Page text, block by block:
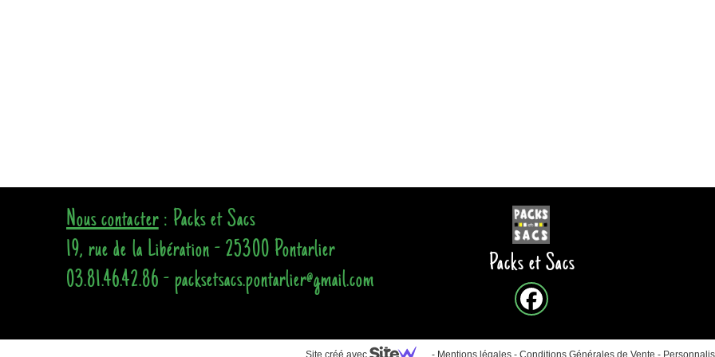
Packs et Sacs
Nous contacter: Packs et Sacs
19, rue de la Libération - 25300 Pontarlier
03.81.46.42.86 - packsetsacs.pontarlier@gmail.com
Site créé avec - Mentions légales - Conditions Générales de Vente -